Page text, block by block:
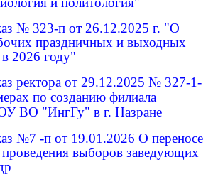
№ 323-п от 26.12.2025 г. "О
праздничных и выходных
2026 году"
ректора от 29.12.2025 № 327-1-
по созданию филиала
ВО "ИнгГу" в г. Назране
№7 -п от 19.01.2026 О переносе
выборов заведующих